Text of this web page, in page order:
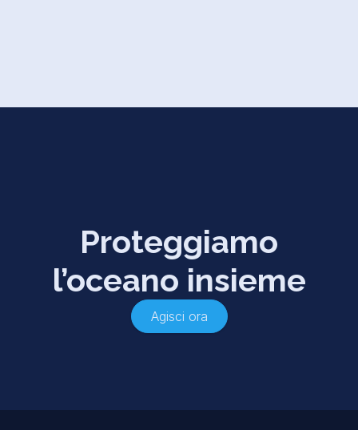
Proteggiamo
l’oceano insieme
Agisci ora